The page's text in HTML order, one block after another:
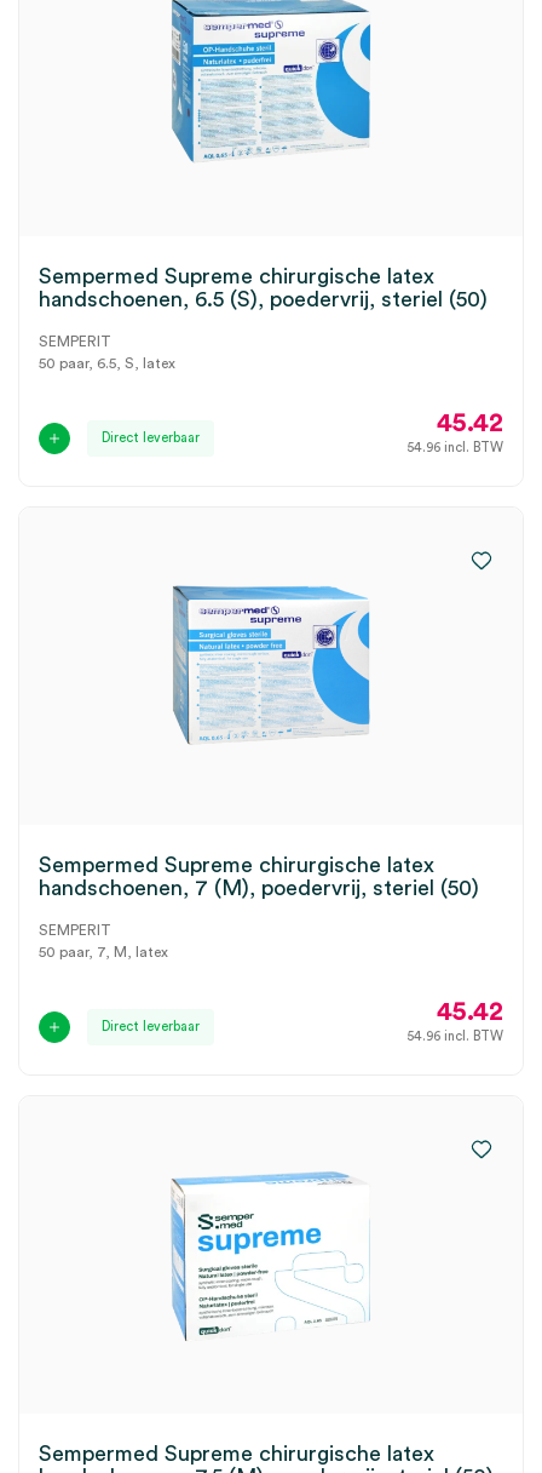
Sempermed Supreme chirurgische latex
handschoenen, 6.5 (S), poedervrij, steriel (50)
SEMPERIT
50 paar, 6.5, S, latex
Direct leverbaar
45.42
54.96 incl. BTW
Sempermed Supreme chirurgische latex
handschoenen, 7 (M), poedervrij, steriel (50)
SEMPERIT
50 paar, 7, M, latex
Direct leverbaar
45.42
54.96 incl. BTW
Sempermed Supreme chirurgische latex